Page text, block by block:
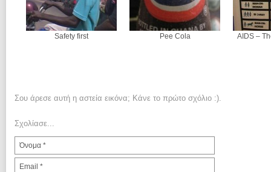
Safety first Pee Cola AIDS –
Σου άρεσε αυτή η αστεία εικόνα; Κάνε το πρώτο σχόλιο :).
Σχολίασε...